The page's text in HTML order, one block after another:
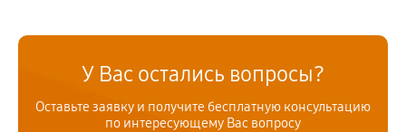
У Вас остались вопросы?
Оставьте заявку и получите бесплатную консультацию
по интересующему Вас вопросу